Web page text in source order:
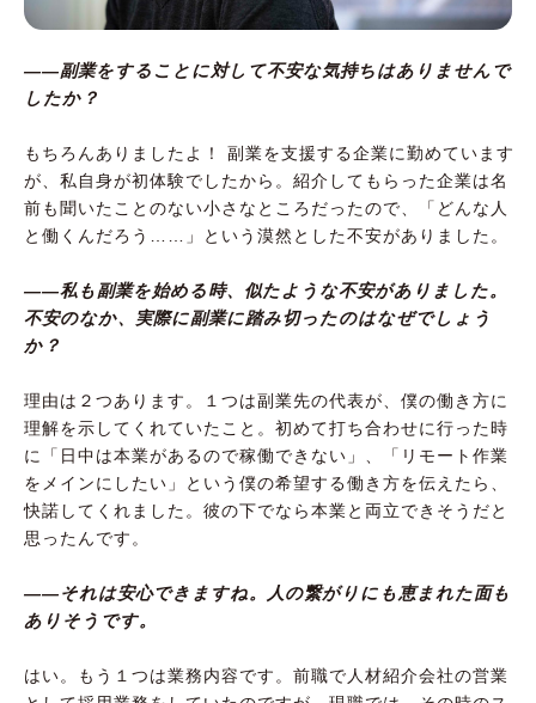
――副業をすることに対して不安な気持ちはありませんで
したか？
もちろんありましたよ！ 副業を支援する企業に勤めています
が、私自身が初体験でしたから。紹介してもらった企業は名
前も聞いたことのない小さなところだったので、「どんな人
と働くんだろう……」という漠然とした不安がありました。
――私も副業を始める時、似たような不安がありました。
不安のなか、実際に副業に踏み切ったのはなぜでしょう
か？
理由は２つあります。１つは副業先の代表が、僕の働き方に
理解を示してくれていたこと。初めて打ち合わせに行った時
に「日中は本業があるので稼働できない」、「リモート作業
をメインにしたい」という僕の希望する働き方を伝えたら、
快諾してくれました。彼の下でなら本業と両立できそうだと
思ったんです。
――それは安心できますね。人の繋がりにも恵まれた面も
ありそうです。
はい。もう１つは業務内容です。前職で人材紹介会社の営業